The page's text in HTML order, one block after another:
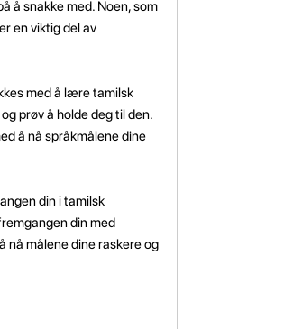
å snakke med. Noen, som
en viktig del av
med å lære tamilsk
prøv å holde deg til den.
å nå språkmålene dine
din i tamilsk
din med
nå målene dine raskere og